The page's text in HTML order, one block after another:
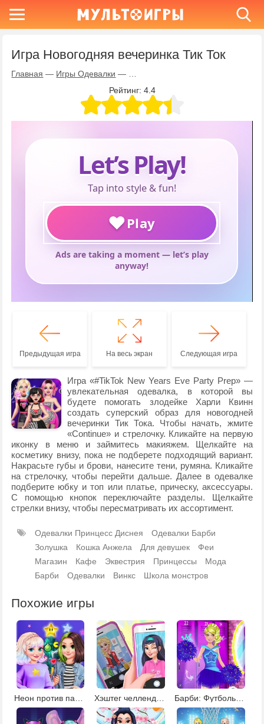
Игра Новогодняя вечеринка Тик Ток
Главная — Игры Одевалки —
Рейтинг: 4.4
Предыдущая игра На весь экран Следующая игра
Игра «#TikTok New Years Eve Party Prep» —
увлекательная одевалка, в которой вы
будете помогать злодейке Харли Квинн
создать суперский образ для новогодней
вечеринки Тик Тока. Чтобы начать, жмите
«Continue» и стрелочку. Кликайте на первую
иконку в меню и займитесь макияжем. Щелкайте на
косметику внизу, пока не подберете подходящий вариант.
Накрасьте губы и брови, нанесите тени, румяна. Кликайте
на стрелочку, чтобы перейти дальше. Далее в одевалке
подберите юбку и топ или платье, прическу, аксессуары.
С помощью кнопок переключайте разделы. Щелкайте
стрелки внизу, чтобы пересматривать их ассортимент.
Одевалки Принцесс Диснея
Одевалки Барби
Золушка
Кошка Анжела Для девушек
Феи
Магазин
Кафе Эквестрия Принцессы
Мода
Барби
Одевалки Винкс Школа монстров
Похожие игры
Барби: Футбольные болельщицы